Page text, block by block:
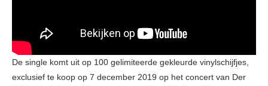
De single komt uit op 100 gelimiteerde gekleurde vinylschijfjes,
exclusief te koop op 7 december 2019 op het concert van Der